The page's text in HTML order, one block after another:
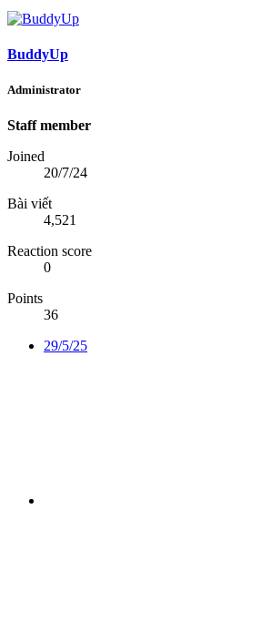
BuddyUp
Administrator
Staff member
Joined
20/7/24
Bài viết
4,521
Reaction score
0
Points
36
29/5/25